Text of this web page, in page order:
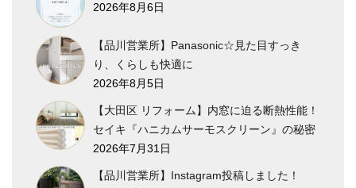
2026年8月6日
【品川営業所】Panasonic☆見た目すっき
り、くらしも快適に
2026年8月5日
【大田区 リフォーム】内窓に迫る断熱性能！
セイキ『ハニカムサーモスクリーン』の秘密
2026年7月31日
【品川営業所】Instagram投稿しました！